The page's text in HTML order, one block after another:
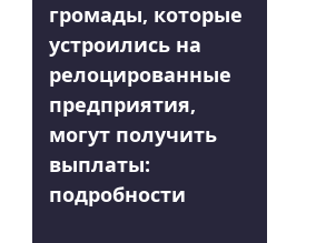
громады, которые
устроились на
релоцированные
предприятия,
могут получить
выплаты:
подробности